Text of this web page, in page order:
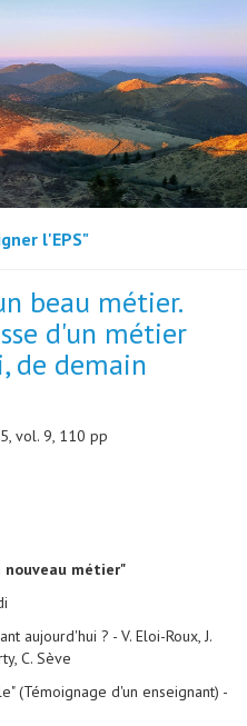
l'EPS"
beau métier.
d'un métier
de demain
vol. 9, 110 pp
nouveau métier"
aujourd'hui ? - V. Eloi-Roux, J.
C. Sève
(Témoignage d'un enseignant) -